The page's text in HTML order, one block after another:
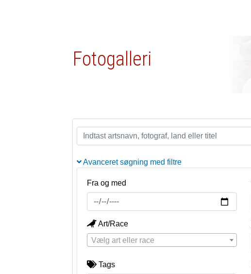
Fotogalleri
Avanceret søgning med filtre
Fra og med
Art/Race
Vælg art eller race
Tags